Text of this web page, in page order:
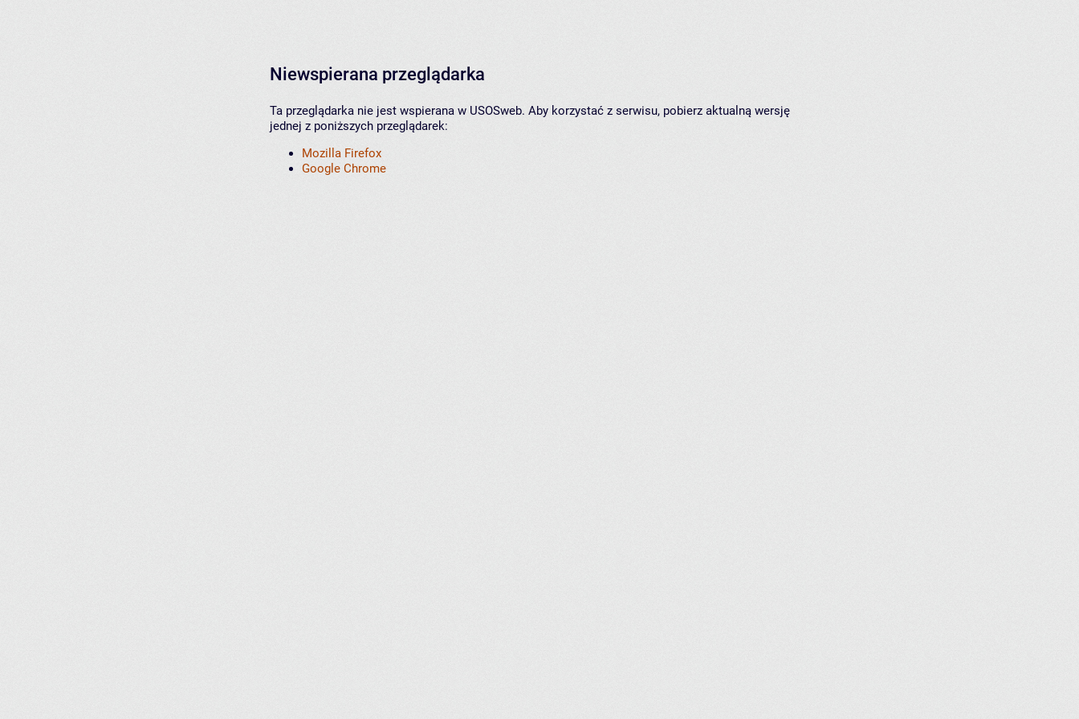
Niewspierana przeglądarka
Ta przeglądarka nie jest wspierana w USOSweb. Aby korzystać z serwisu, pobierz aktualną wersję
jednej z poniższych przeglądarek:
Mozilla Firefox
Google Chrome